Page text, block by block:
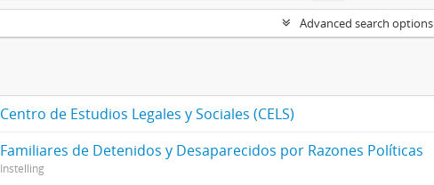
Advanced search options
Centro de Estudios Legales y Sociales (CELS)
Familiares de Detenidos y Desaparecidos por Razones Políticas
Instelling